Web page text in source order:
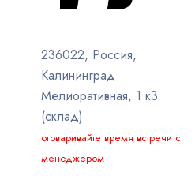
236022, Россия,
Калининград
Мелиоративная, 1 к3
(склад)
оговаривайте время встречи с
менеджером